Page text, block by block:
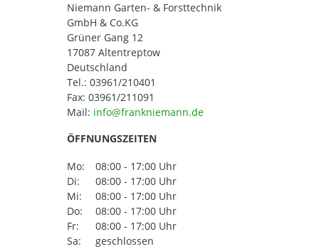
Niemann Garten- & Forsttechnik
GmbH & Co.KG
Grüner Gang 12
17087 Altentreptow
Deutschland
Tel.: 03961/210401
Fax: 03961/211091
Mail:
ÖFFNUNGSZEITEN
Mo:
08:00 - 17:00 Uhr
Di:
08:00 - 17:00 Uhr
Mi:
08:00 - 17:00 Uhr
Do:
08:00 - 17:00 Uhr
Fr:
08:00 - 17:00 Uhr
Sa:
geschlossen